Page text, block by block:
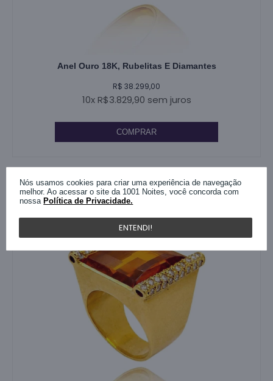
Anel Ouro 18K, Rubelitas E Diamantes
R$ 38.299,00
10x R$3.829,90 sem juros
COMPRAR
Nós usamos cookies para criar uma experiência de navegação
melhor. Ao acessar o site da 1001 Noites, você concorda com
nossa Política de Privacidade.
ENTENDI!